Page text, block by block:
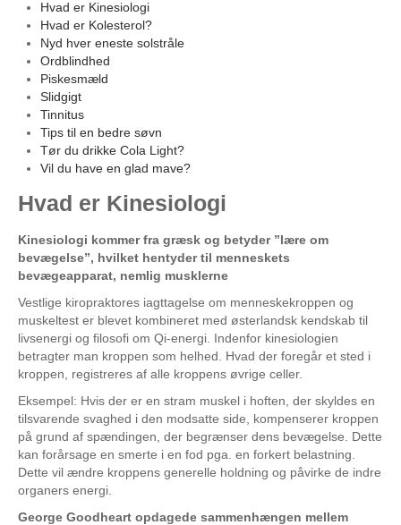
Hvad er Kinesiologi
Hvad er Kolesterol?
Nyd hver eneste solstråle
Ordblindhed
Piskesmæld
Slidgigt
Tinnitus
Tips til en bedre søvn
Tør du drikke Cola Light?
Vil du have en glad mave?
Hvad er Kinesiologi
Kinesiologi kommer fra græsk og betyder ”lære om
bevægelse”, hvilket hentyder til menneskets
bevægeapparat, nemlig musklerne
Vestlige kiropraktores iagttagelse om menneskekroppen og
muskeltest er blevet kombineret med østerlandsk kendskab til
livsenergi og filosofi om Qi-energi. Indenfor kinesiologien
betragter man kroppen som helhed. Hvad der foregår et sted i
kroppen, registreres af alle kroppens øvrige celler.
Eksempel: Hvis der er en stram muskel i hoften, der skyldes en
tilsvarende svaghed i den modsatte side, kompenserer kroppen
på grund af spændingen, der begrænser dens bevægelse. Dette
kan forårsage en smerte i en fod pga. en forkert belastning.
Dette vil ændre kroppens generelle holdning og påvirke de indre
organers energi.
George Goodheart opdagede sammenhængen mellem